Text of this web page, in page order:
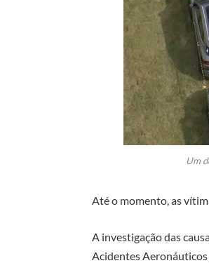
Um
Até o momento, as
A investigação das
Acidentes Aeronáuticos